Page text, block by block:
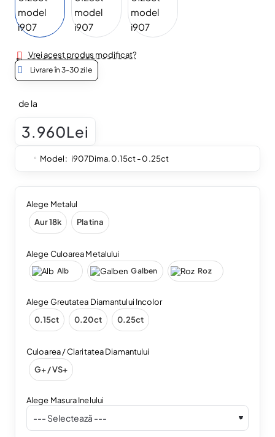
Vrei acest produs modificat?
Livrare în 3-30 zile
de la
3.960Lei
Model: i907Dima.0.15ct - 0.25ct
Alege Metalul
Aur 18k
Platina
Alege Culoarea Metalului
Alb Galben Roz
Alege Greutatea Diamantului Incolor
0.15ct
0.20ct 0.25ct
Culoarea / Claritatea Diamantului
G+ / VS+
Alege Masura Inelului